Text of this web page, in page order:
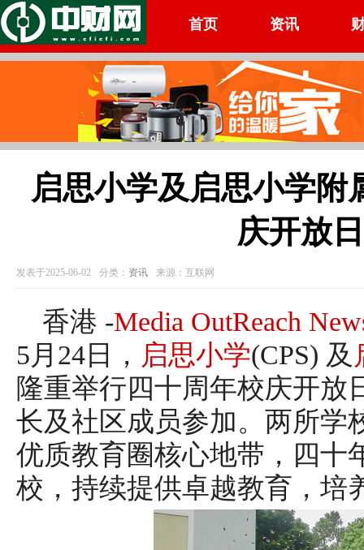
首页 资讯
启思小学及启思小学附
庆开放
发表于2025-06-02 分类： 资讯 来源：互联网
香港 -Media OutReach
5月24日， 启思小学(CPS) 及
隆重举行四十周年校庆开放
长及社区成员参加。两所学
优质教育圈核心地带，四十
校，持续提供卓越教育，培